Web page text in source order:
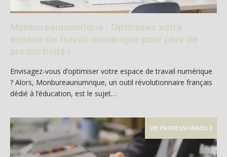
Monbureaunumrique : Optimisez votre
espace de travail numérique pour plus de
productivité !
Envisagez-vous d’optimiser votre espace de travail numérique
? Alors, Monbureaunumrique, un outil révolutionnaire français
dédié à l’éducation, est le sujet…
VIE PROFESSIONNELLE